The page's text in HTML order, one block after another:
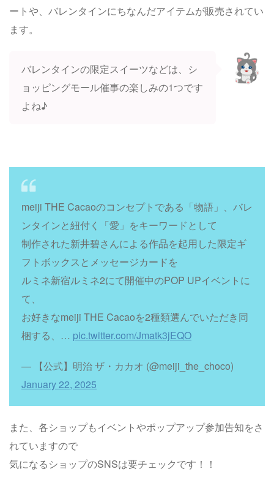
ートや、バレンタインにちなんだアイテムが販売されてい
ます。
バレンタインの限定スイーツなどは、シ
ョッピングモール催事の楽しみの1つです
よね♪
meiji THE Cacaoのコンセプトである「物語」、バレ
ンタインと紐付く「愛」をキーワードとして
制作された新井碧さんによる作品を起用した限定ギ
フトボックスとメッセージカードを
ルミネ新宿ルミネ2にて開催中のPOP UPイベントに
て、
お好きなmeiji THE Cacaoを2種類選んでいただき同
梱する、… pic.twitter.com/Jmatk3jEQO
— 【公式】明治 ザ・カカオ (@meiji_the_choco)
January 22, 2025
また、各ショップもイベントやポップアップ参加告知をさ
れていますので
気になるショップのSNSは要チェックです！！